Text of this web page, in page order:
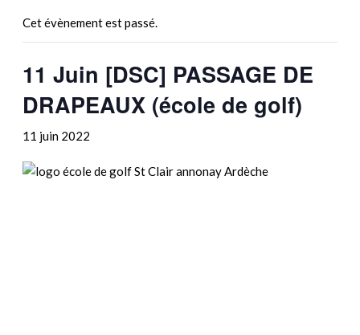
Cet évènement est passé.
11 Juin [DSC] PASSAGE DE
DRAPEAUX (école de golf)
11 juin 2022